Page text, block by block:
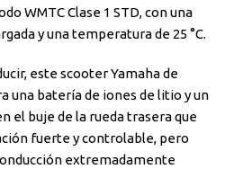
WMTC Clase 1 STD, con una
y una temperatura de 25 °C.
este scooter Yamaha de
una batería de iones de litio y un
el buje de la rueda trasera que
fuerte y controlable, pero
extremadamente